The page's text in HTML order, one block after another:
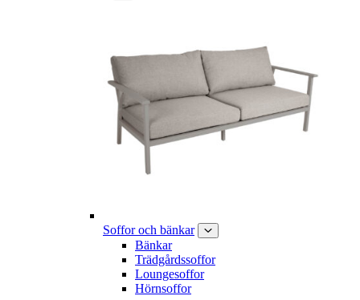
Soffor och bänkar
Bänkar
Trädgårdssoffor
Loungesoffor
Hörnsoffor